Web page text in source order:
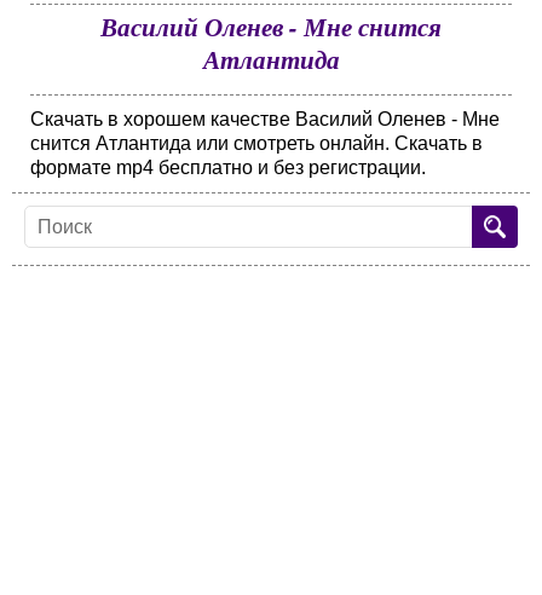
Василий Оленев - Мне снится
Атлантида
Скачать в хорошем качестве Василий Оленев - Мне
снится Атлантида или смотреть онлайн. Скачать в
формате mp4 бесплатно и без регистрации.